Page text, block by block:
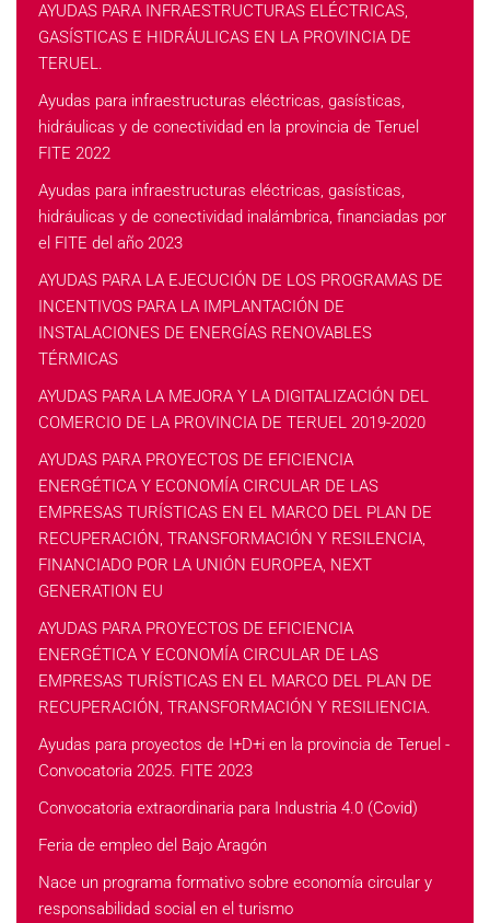
AYUDAS PARA INFRAESTRUCTURAS ELÉCTRICAS,
GASÍSTICAS E HIDRÁULICAS EN LA PROVINCIA DE
TERUEL.
Ayudas para infraestructuras eléctricas, gasísticas,
hidráulicas y de conectividad en la provincia de Teruel
FITE 2022
Ayudas para infraestructuras eléctricas, gasísticas,
hidráulicas y de conectividad inalámbrica, financiadas por
el FITE del año 2023
AYUDAS PARA LA EJECUCIÓN DE LOS PROGRAMAS DE
INCENTIVOS PARA LA IMPLANTACIÓN DE
INSTALACIONES DE ENERGÍAS RENOVABLES
TÉRMICAS
AYUDAS PARA LA MEJORA Y LA DIGITALIZACIÓN DEL
COMERCIO DE LA PROVINCIA DE TERUEL 2019-2020
AYUDAS PARA PROYECTOS DE EFICIENCIA
ENERGÉTICA Y ECONOMÍA CIRCULAR DE LAS
EMPRESAS TURÍSTICAS EN EL MARCO DEL PLAN DE
RECUPERACIÓN, TRANSFORMACIÓN Y RESILENCIA,
FINANCIADO POR LA UNIÓN EUROPEA, NEXT
GENERATION EU
AYUDAS PARA PROYECTOS DE EFICIENCIA
ENERGÉTICA Y ECONOMÍA CIRCULAR DE LAS
EMPRESAS TURÍSTICAS EN EL MARCO DEL PLAN DE
RECUPERACIÓN, TRANSFORMACIÓN Y RESILIENCIA.
Ayudas para proyectos de I+D+i en la provincia de Teruel -
Convocatoria 2025. FITE 2023
Convocatoria extraordinaria para Industria 4.0 (Covid)
Feria de empleo del Bajo Aragón
Nace un programa formativo sobre economía circular y
responsabilidad social en el turismo